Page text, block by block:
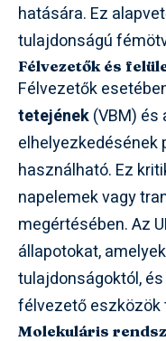
hatására. Ez
tulajdonságú
Félvezetők és
Félvezetők
tetejének(VBM) és
elhelyezkedésének
használható. Ez
napelemek vagy
megértésében. Az
állapotokat,
tulajdonságoktól,
félvezető
Molekuláris